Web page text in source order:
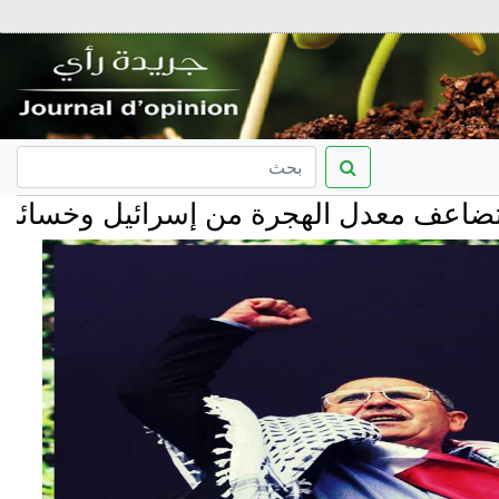
الهجرة من إسرائيل وخسائر بمئات